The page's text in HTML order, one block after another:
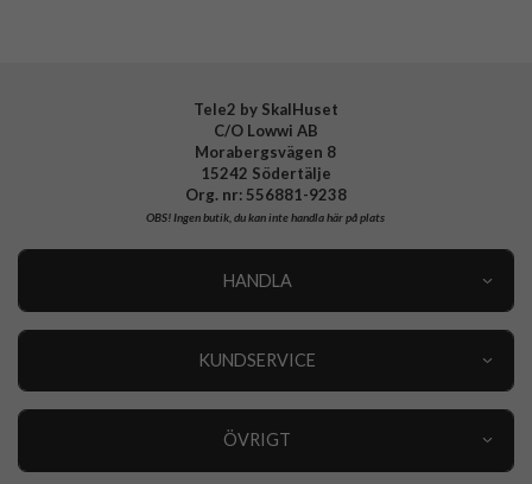
Tele2 by SkalHuset
C/O Lowwi AB
Morabergsvägen 8
15242 Södertälje
Org. nr: 556881-9238
OBS!Ingen butik, du kan inte handla här på plats
HANDLA
KUNDSERVICE
ÖVRIGT